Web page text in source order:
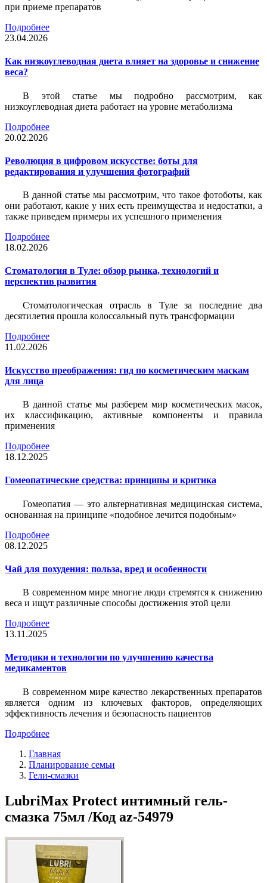
при приеме препаратов
Подробнее
23.04.2026
Как низкоуглеводная диета влияет на здоровье и снижение
веса?
В этой статье мы подробно рассмотрим, как
низкоуглеводная диета работает на уровне метаболизма
Подробнее
20.02.2026
Революция в цифровом искусстве: боты для
редактирования и улучшения фотографий
В данной статье мы рассмотрим, что такое фотоботы, как
они работают, какие у них есть преимущества и недостатки, а
также приведем примеры их успешного применения
Подробнее
18.02.2026
Стоматология в Туле: обзор рынка, технологий и
перспектив развития
Стоматологическая отрасль в Туле за последние два
десятилетия прошла колоссальный путь трансформации
Подробнее
11.02.2026
Искусство преображения: гид по косметическим маскам
для лица
В данной статье мы разберем мир косметических масок,
их классификацию, активные компоненты и правила
применения
Подробнее
18.12.2025
Гомеопатические средства: принципы и критика
Гомеопатия — это альтернативная медицинская система,
основанная на принципе «подобное лечится подобным»
Подробнее
08.12.2025
Чай для похудения: польза, вред и особенности
В современном мире многие люди стремятся к снижению
веса и ищут различные способы достижения этой цели
Подробнее
13.11.2025
Методики и технологии по улучшению качества
медикаментов
В современном мире качество лекарственных препаратов
является одним из ключевых факторов, определяющих
эффективность лечения и безопасность пациентов
Подробнее
Главная
Планирование семьи
Гели-смазки
LubriMax Protect интимный гель-
смазка 75мл /Код az-54979